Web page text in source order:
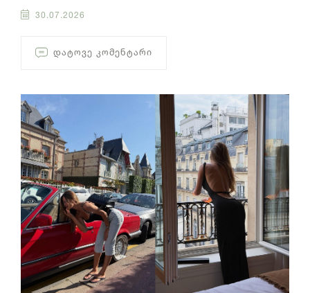
30.07.2026
ᲓᲐᲢᲝᲕᲔ ᲙᲝᲛᲔᲜᲢᲐᲠᲘ